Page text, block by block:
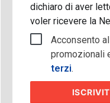
dichiaro di aver
voler ricevere la
Acconsento
promozionali
terzi.